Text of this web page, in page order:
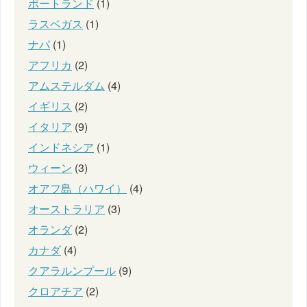
ラスベガス (1)
ナパ (1)
アフリカ (2)
アムステルダム (4)
イギリス (2)
イタリア (9)
インドネシア (1)
ウィーン (3)
オアフ島（ハワイ）
(4)
オーストラリア (3)
オランダ(2)
カナダ(4)
クアラルンプール (9)
クロアチア (2)